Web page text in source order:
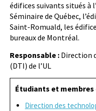
édifices suivants situés à
Séminaire de Québec,
Saint-Romuald, les
bureaux de Montréal.
Responsable : Direction
(DTI) de l’UL
Étudiants et
Direction des